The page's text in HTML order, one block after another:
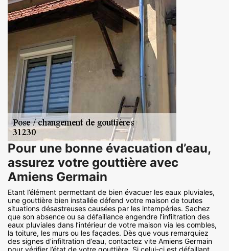
Pour une bonne évacuation d’eau,
assurez votre gouttière avec
Amiens Germain
Etant l’élément permettant de bien évacuer les eaux pluviales,
une gouttière bien installée défend votre maison de toutes
situations désastreuses causées par les intempéries. Sachez
que son absence ou sa défaillance engendre l’infiltration des
eaux pluviales dans l’intérieur de votre maison via les combles,
la toiture, les murs ou les façades. Dès que vous remarquiez
des signes d’infiltration d’eau, contactez vite Amiens Germain
pour vérifier l’état de votre gouttière. Si celui-ci est défaillant,